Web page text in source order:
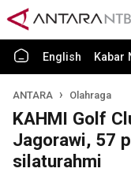
English Kabar
ANTARA Olahraga
KAHMI Golf
Jagorawi, 57
silaturahmi